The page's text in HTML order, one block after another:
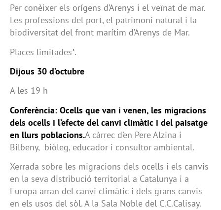
Per conèixer els orígens d’Arenys i el veïnat de mar.
Les professions del port, el patrimoni natural i la
biodiversitat del front marítim d’Arenys de Mar.
Places limitades*.
Dijous 30 d’octubre
A les 19 h
Conferència: Ocells que van i venen, les migracions
dels ocells i l’efecte del canvi climàtic i del paisatge
en llurs poblacions.A càrrec d’en Pere Alzina i
Bilbeny, biòleg, educador i consultor ambiental.
Xerrada sobre les migracions dels ocells i els canvis
en la seva distribució territorial a Catalunya i a
Europa arran del canvi climàtic i dels grans canvis
en els usos del sòl. A la Sala Noble del C.C.Calisay.